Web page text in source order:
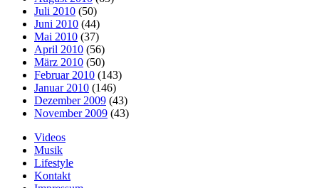
Juli 2010 (50)
Juni 2010 (44)
Mai 2010 (37)
April 2010 (56)
März 2010 (50)
Februar 2010 (143)
Januar 2010 (146)
Dezember 2009 (43)
November 2009 (43)
Videos
Musik
Lifestyle
Kontakt